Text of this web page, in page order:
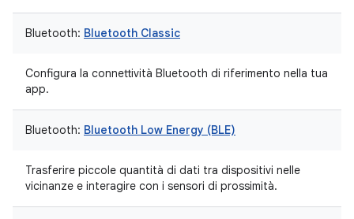
Bluetooth: Bluetooth Classic
Configura la connettività Bluetooth di riferimento nella tua
app.
Bluetooth: Bluetooth Low Energy (BLE)
Trasferire piccole quantità di dati tra dispositivi nelle
vicinanze e interagire con i sensori di prossimità.